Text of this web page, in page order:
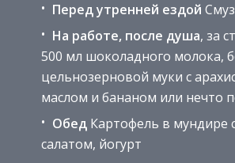
Перед утренней ездой
На работе, после душа, за
500 мл шоколадного молока,
цельнозерновой муки с
маслом и бананом или нечто
Обед Картофель в мундире
салатом, йогурт